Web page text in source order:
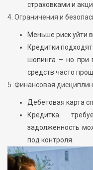
страховками и
4. Ограничения и
Меньше риск уйти
Кредитки
шопинга – но при
средств часто
5. Финансовая
Дебетовая карта
Кредитка
задолженность
под контроля.